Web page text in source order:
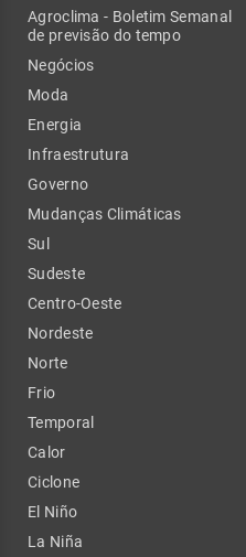
Agroclima - Boletim Semanal
de previsão do tempo
Negócios
Moda
Energia
Infraestrutura
Governo
Mudanças Climáticas
Sul
Sudeste
Centro-Oeste
Nordeste
Norte
Frio
Temporal
Calor
Ciclone
El Niño
La Niña